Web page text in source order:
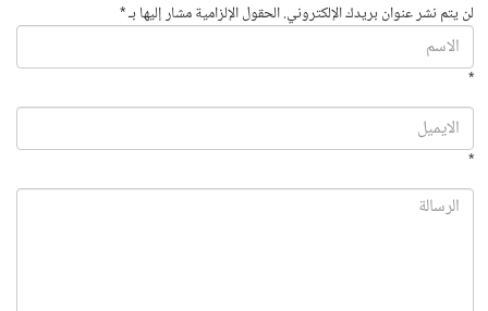
لن يتم نشر عنوان بريدك الإلكتروني. الحقول الإلزامية مشار إليها بـ *
*
*